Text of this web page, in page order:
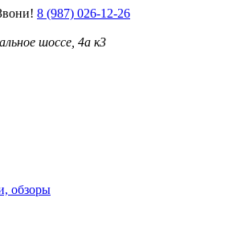
8 (987) 026-12-26
шоссе, 4а к3
обзоры